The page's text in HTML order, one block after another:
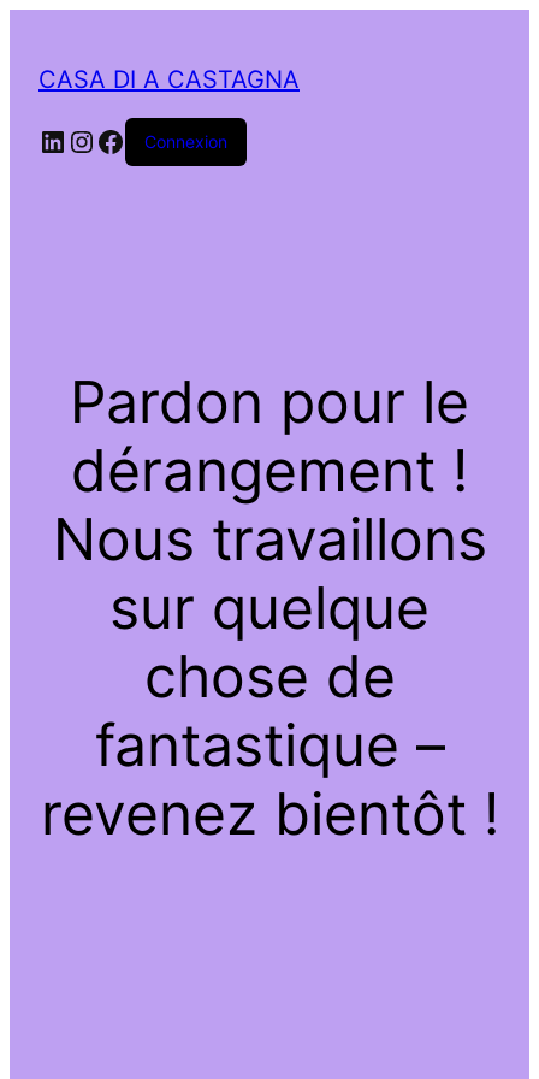
CASA DI A CASTAGNA
LinkedIn
Instagram
Facebook
Connexion
Pardon pour le
dérangement !
Nous travaillons
sur quelque
chose de
fantastique –
revenez bientôt !